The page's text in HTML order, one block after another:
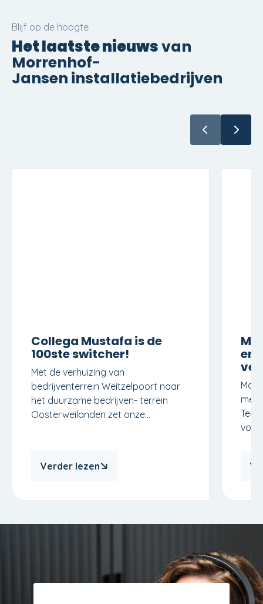
Blijf op de hoogte
Het laatste nieuwsvan
Morrenhof-
Jansen installatiebedrijven
Collega Mustafa is de
100ste switcher!
Met de verhuizing van
bedrijventerrein Weitzelpoort naar
het duurzame bedrijven- terrein
Oosterweilanden zet onze...
Verder lezen
en
voor